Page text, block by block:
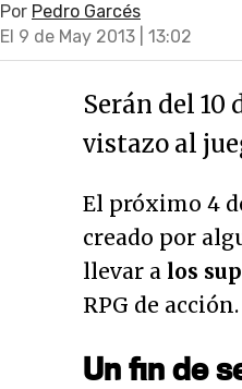
Por Pedro Garcés
El 9 de May 2013 | 13:02
Serán del 10
vistazo al
El próximo 4
creado por
llevar a los
RPG de acción.
Un fin de